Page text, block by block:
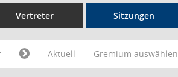
Vertreter Sitzungen
Aktuell Gremium auswählen